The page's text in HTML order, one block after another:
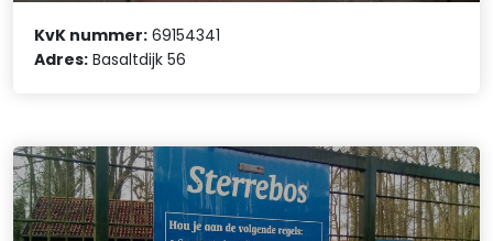
KvK nummer: 69154341
Adres: Basaltdijk 56